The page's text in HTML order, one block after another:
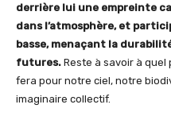
derrière lui une empreinte
dans l’atmosphère, et
basse, menaçant la
futures. Reste à savoir à
fera pour notre ciel, notre
imaginaire collectif.